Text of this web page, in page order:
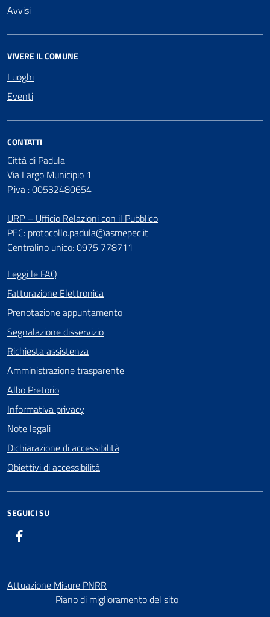
Avvisi
VIVERE IL COMUNE
Luoghi
Eventi
CONTATTI
Città di Padula
Via Largo Municipio 1
P.iva : 00532480654
URP – Ufficio Relazioni con il Pubblico
PEC: protocollo.padula@asmepec.it
Centralino unico: 0975 778711
Leggi le FAQ
Fatturazione Elettronica
Prenotazione appuntamento
Segnalazione disservizio
Richiesta assistenza
Amministrazione trasparente
Albo Pretorio
Informativa privacy
Note legali
Dichiarazione di accessibilità
Obiettivi di accessibilità
SEGUICI SU
Attuazione Misure PNRR
Piano di miglioramento del sito